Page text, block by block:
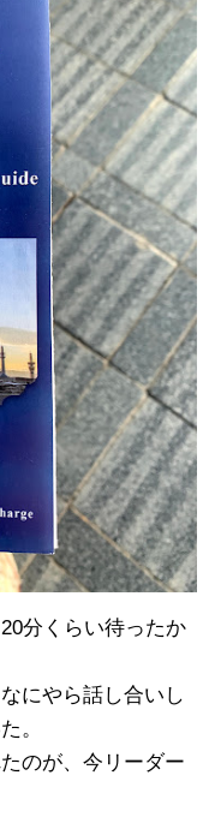
分くらい待ったか
にやら話し合いし
。
のが、今リーダー